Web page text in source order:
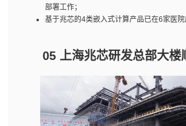
部署工作；
基于兆芯的4类嵌入式计算产品已在6家医院
05 上海兆芯研发总部大楼